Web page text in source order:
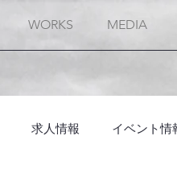
WORKS MEDIA
求人情報 イベント情